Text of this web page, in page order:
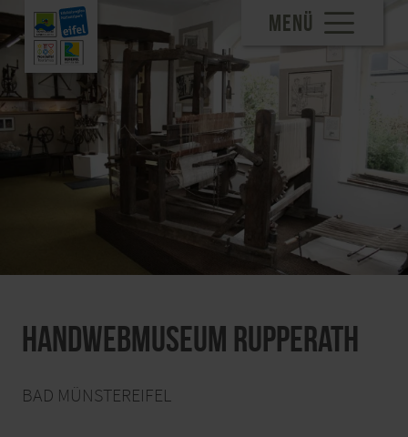
MENÜ
Handwebmuseum Rupperath
BAD MÜNSTEREIFEL